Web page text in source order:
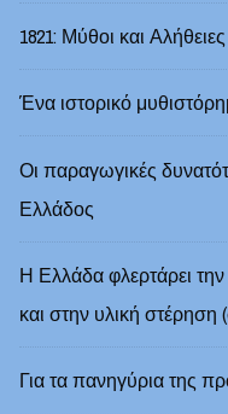
1821: Μύθοι και Αλήθειες
Ένα ιστορικό
Οι παραγωγικές
Ελλάδος
Η Ελλάδα φλερτάρει
και στην υλική
Για τα πανηγύρια της